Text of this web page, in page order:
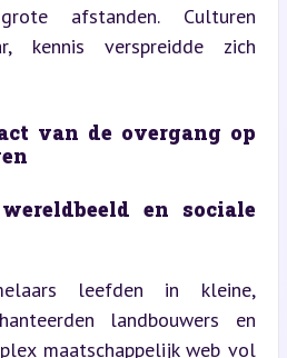
afstanden. Culturen
kennis verspreidde zich
van de overgang op
en sociale
leefden in kleine,
landbouwers en
maatschappelijk web vol